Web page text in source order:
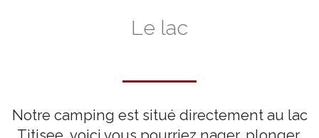
Le lac
Notre camping est situé directement au lac